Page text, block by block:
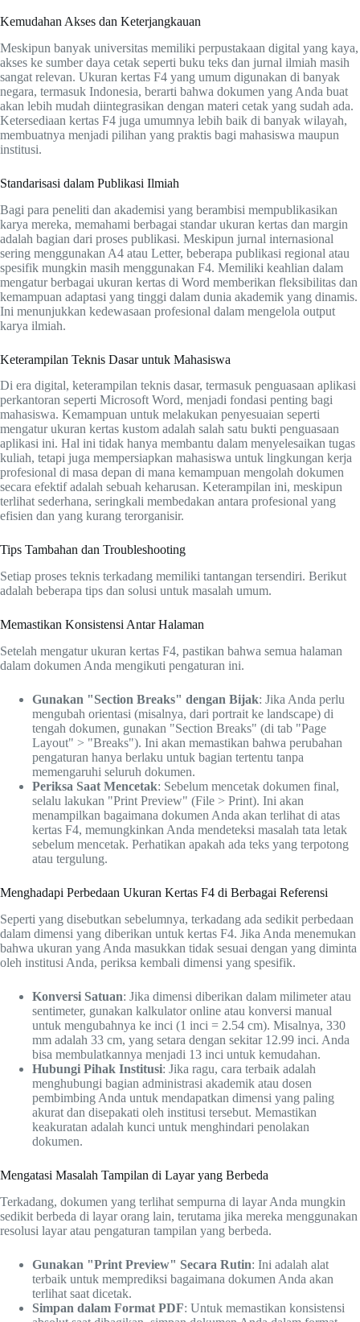
Kemudahan Akses dan Keterjangkauan
Meskipun banyak universitas memiliki perpustakaan digital yang kaya,
akses ke sumber daya cetak seperti buku teks dan jurnal ilmiah masih
sangat relevan. Ukuran kertas F4 yang umum digunakan di banyak
negara, termasuk Indonesia, berarti bahwa dokumen yang Anda buat
akan lebih mudah diintegrasikan dengan materi cetak yang sudah ada.
Ketersediaan kertas F4 juga umumnya lebih baik di banyak wilayah,
membuatnya menjadi pilihan yang praktis bagi mahasiswa maupun
institusi.
Standarisasi dalam Publikasi Ilmiah
Bagi para peneliti dan akademisi yang berambisi mempublikasikan
karya mereka, memahami berbagai standar ukuran kertas dan margin
adalah bagian dari proses publikasi. Meskipun jurnal internasional
sering menggunakan A4 atau Letter, beberapa publikasi regional atau
spesifik mungkin masih menggunakan F4. Memiliki keahlian dalam
mengatur berbagai ukuran kertas di Word memberikan fleksibilitas dan
kemampuan adaptasi yang tinggi dalam dunia akademik yang dinamis.
Ini menunjukkan kedewasaan profesional dalam mengelola output
karya ilmiah.
Keterampilan Teknis Dasar untuk Mahasiswa
Di era digital, keterampilan teknis dasar, termasuk penguasaan aplikasi
perkantoran seperti Microsoft Word, menjadi fondasi penting bagi
mahasiswa. Kemampuan untuk melakukan penyesuaian seperti
mengatur ukuran kertas kustom adalah salah satu bukti penguasaan
aplikasi ini. Hal ini tidak hanya membantu dalam menyelesaikan tugas
kuliah, tetapi juga mempersiapkan mahasiswa untuk lingkungan kerja
profesional di masa depan di mana kemampuan mengolah dokumen
secara efektif adalah sebuah keharusan. Keterampilan ini, meskipun
terlihat sederhana, seringkali membedakan antara profesional yang
efisien dan yang kurang terorganisir.
Tips Tambahan dan Troubleshooting
Setiap proses teknis terkadang memiliki tantangan tersendiri. Berikut
adalah beberapa tips dan solusi untuk masalah umum.
Memastikan Konsistensi Antar Halaman
Setelah mengatur ukuran kertas F4, pastikan bahwa semua halaman
dalam dokumen Anda mengikuti pengaturan ini.
Gunakan "Section Breaks" dengan Bijak: Jika Anda perlu
mengubah orientasi (misalnya, dari portrait ke landscape) di
tengah dokumen, gunakan "Section Breaks" (di tab "Page
Layout" > "Breaks"). Ini akan memastikan bahwa perubahan
pengaturan hanya berlaku untuk bagian tertentu tanpa
memengaruhi seluruh dokumen.
Periksa Saat Mencetak: Sebelum mencetak dokumen final,
selalu lakukan "Print Preview" (File > Print). Ini akan
menampilkan bagaimana dokumen Anda akan terlihat di atas
kertas F4, memungkinkan Anda mendeteksi masalah tata letak
sebelum mencetak. Perhatikan apakah ada teks yang terpotong
atau tergulung.
Menghadapi Perbedaan Ukuran Kertas F4 di Berbagai Referensi
Seperti yang disebutkan sebelumnya, terkadang ada sedikit perbedaan
dalam dimensi yang diberikan untuk kertas F4. Jika Anda menemukan
bahwa ukuran yang Anda masukkan tidak sesuai dengan yang diminta
oleh institusi Anda, periksa kembali dimensi yang spesifik.
Konversi Satuan: Jika dimensi diberikan dalam milimeter atau
sentimeter, gunakan kalkulator online atau konversi manual
untuk mengubahnya ke inci (1 inci = 2.54 cm). Misalnya, 330
mm adalah 33 cm, yang setara dengan sekitar 12.99 inci. Anda
bisa membulatkannya menjadi 13 inci untuk kemudahan.
Hubungi Pihak Institusi: Jika ragu, cara terbaik adalah
menghubungi bagian administrasi akademik atau dosen
pembimbing Anda untuk mendapatkan dimensi yang paling
akurat dan disepakati oleh institusi tersebut. Memastikan
keakuratan adalah kunci untuk menghindari penolakan
dokumen.
Mengatasi Masalah Tampilan di Layar yang Berbeda
Terkadang, dokumen yang terlihat sempurna di layar Anda mungkin
sedikit berbeda di layar orang lain, terutama jika mereka menggunakan
resolusi layar atau pengaturan tampilan yang berbeda.
Gunakan "Print Preview" Secara Rutin: Ini adalah alat
terbaik untuk memprediksi bagaimana dokumen Anda akan
terlihat saat dicetak.
Simpan dalam Format PDF: Untuk memastikan konsistensi